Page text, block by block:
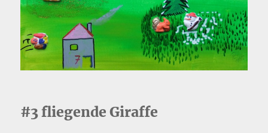
#3 fliegende Giraffe